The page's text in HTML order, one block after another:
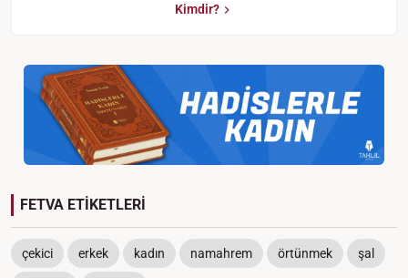
Kimdir?
FETVA ETİKETLERİ
çekici erkek kadın namahrem örtünmek şal